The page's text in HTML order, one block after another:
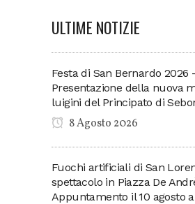
ULTIME NOTIZIE
Festa di San Bernardo 2026
Presentazione della nuova
luigini del Principato di
8 Agosto 2026
Fuochi artificiali di San
spettacolo in Piazza De
Appuntamento il 10 agosto